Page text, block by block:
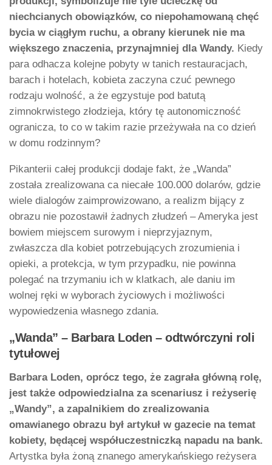
niechcianych obowiązków, co niepohamowaną chęć
bycia w ciągłym ruchu, a obrany kierunek nie ma
większego znaczenia, przynajmniej dla Wandy. Kiedy
para odhacza kolejne pobyty w tanich restauracjach,
barach i hotelach, kobieta zaczyna czuć pewnego
rodzaju wolność, a że egzystuje pod batutą
zimnokrwistego złodzieja, który tę autonomiczność
ogranicza, to co w takim razie przeżywała na co dzień
w domu rodzinnym?
Pikanterii całej produkcji dodaje fakt, że „Wanda”
została zrealizowana ca niecałe 100.000 dolarów, gdzie
wiele dialogów zaimprowizowano, a realizm bijący z
obrazu nie pozostawił żadnych złudzeń – Ameryka jest
bowiem miejscem surowym i nieprzyjaznym,
zwłaszcza dla kobiet potrzebujących zrozumienia i
opieki, a protekcja, w tym przypadku, nie powinna
polegać na trzymaniu ich w klatkach, ale daniu im
wolnej ręki w wyborach życiowych i możliwości
wypowiedzenia własnego zdania.
„Wanda” – Barbara Loden – odtwórczyni roli
tytułowej
Barbara Loden, oprócz tego, że zagrała główną rolę,
jest także odpowiedzialna za scenariusz i reżyserię
„Wandy”, a zapalnikiem do zrealizowania
omawianego obrazu był artykuł w gazecie na temat
kobiety, będącej współuczestniczką napadu na bank.
Artystka była żoną znanego amerykańskiego reżysera